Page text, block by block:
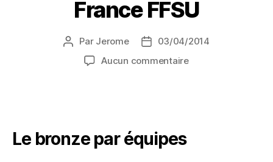
France FFSU
Par Jerome
03/04/2014
Aucun commentaire
Le bronze par équipes